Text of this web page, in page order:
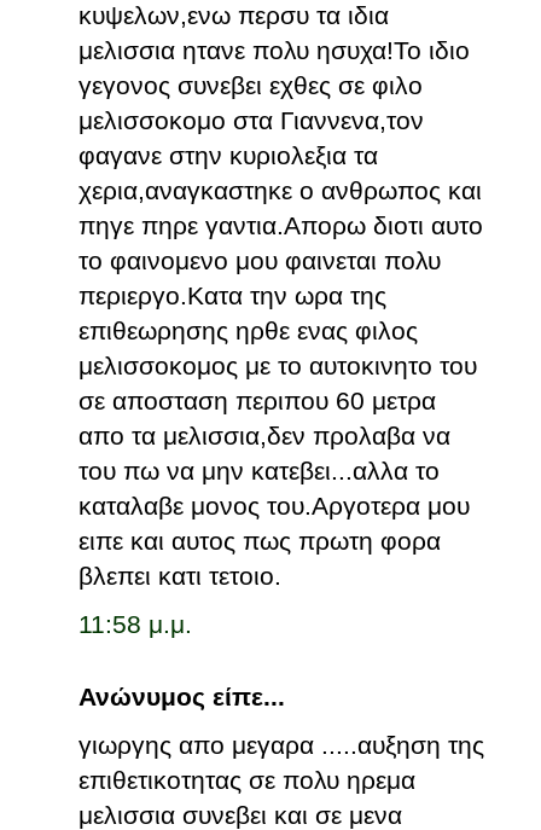
κυψελων,ενω περσυ τα ιδια
μελισσια ητανε πολυ ησυχα!Το ιδιο
γεγονος συνεβει εχθες σε φιλο
μελισσοκομο στα Γιαννενα,τον
φαγανε στην κυριολεξια τα
χερια,αναγκαστηκε ο ανθρωπος και
πηγε πηρε γαντια.Απορω διοτι αυτο
το φαινομενο μου φαινεται πολυ
περιεργο.Κατα την ωρα της
επιθεωρησης ηρθε ενας φιλος
μελισσοκομος με το αυτοκινητο του
σε αποσταση περιπου 60 μετρα
απο τα μελισσια,δεν προλαβα να
του πω να μην κατεβει...αλλα το
καταλαβε μονος του.Αργοτερα μου
ειπε και αυτος πως πρωτη φορα
βλεπει κατι τετοιο.
11:58 μ.μ.
Ανώνυμος είπε...
γιωργης απο μεγαρα .....αυξηση της
επιθετικοτητας σε πολυ ηρεμα
μελισσια συνεβει και σε μενα